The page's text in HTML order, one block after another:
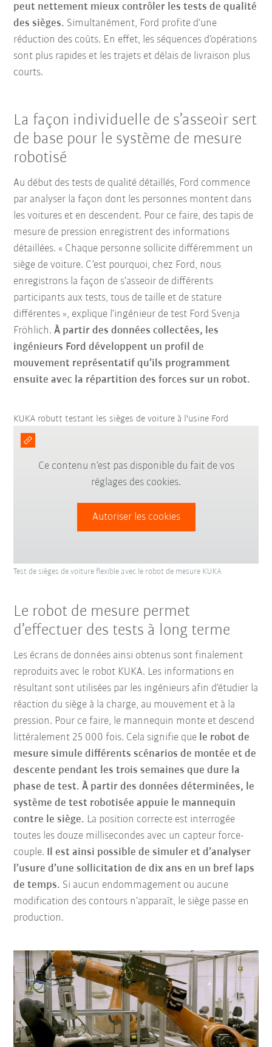
peut nettement mieux contrôler les tests de qualité
des sièges. Simultanément, Ford profite d’une
réduction des coûts. En effet, les séquences d’opérations
sont plus rapides et les trajets et délais de livraison plus
courts.
La façon individuelle de s’asseoir sert
de base pour le système de mesure
robotisé
Au début des tests de qualité détaillés, Ford commence
par analyser la façon dont les personnes montent dans
les voitures et en descendent. Pour ce faire, des tapis de
mesure de pression enregistrent des informations
détaillées. « Chaque personne sollicite différemment un
siège de voiture. C’est pourquoi, chez Ford, nous
enregistrons la façon de s’asseoir de différents
participants aux tests, tous de taille et de stature
différentes », explique l’ingénieur de test Ford Svenja
Fröhlich.À partir des données collectées, les
ingénieurs Ford développent un profil de
mouvement représentatif qu’ils programment
ensuite avec la répartition des forces sur un robot.
KUKA robutt testant les sièges de voiture à l'usine Ford
Ce contenu n’est pas disponible du fait de vos
réglages des cookies.
Autoriser les cookies
Test de sièges de voiture flexible avec le robot de mesure KUKA
Le robot de mesure permet
d’effectuer des tests à long terme
Les écrans de données ainsi obtenus sont finalement
reproduits avec le robot KUKA. Les informations en
résultant sont utilisées par les ingénieurs afin d’étudier la
réaction du siège à la charge, au mouvement et à la
pression. Pour ce faire, le mannequin monte et descend
littéralement 25 000 fois. Cela signifie que le robot de
mesure simule différents scénarios de montée et de
descente pendant les trois semaines que dure la
phase de test. À partir des données déterminées, le
système de test robotisée appuie le mannequin
contre le siège. La position correcte est interrogée
toutes les douze millisecondes avec un capteur force-
couple. Il est ainsi possible de simuler et d’analyser
l’usure d’une sollicitation de dix ans en un bref laps
de temps. Si aucun endommagement ou aucune
modification des contours n’apparaît, le siège passe en
production.